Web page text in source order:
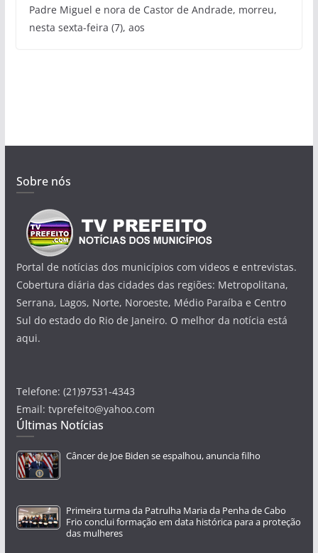
Padre Miguel e nora de Castor de Andrade, morreu,
nesta sexta-feira (7), aos
Sobre nós
Portal de notícias dos municípios com videos e entrevistas.
Cobertura diária das cidades das regiões: Metropolitana,
Serrana, Lagos, Norte, Noroeste, Médio Paraíba e Centro
Sul do estado do Rio de Janeiro. O melhor da notícia está
aqui.
Telefone: (21)97531-4343
Email: tvprefeito@yahoo.com
Últimas Notícias
Câncer de Joe Biden se espalhou, anuncia filho
Primeira turma da Patrulha Maria da Penha de Cabo
Frio conclui formação em data histórica para a proteção
das mulheres